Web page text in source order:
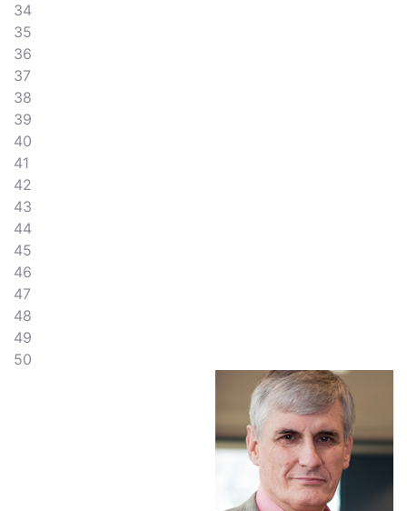
34
35
36
37
38
39
40
41
42
43
44
45
46
47
48
49
50